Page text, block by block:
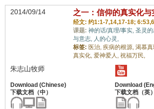
2014/09/14 之一：信仰的真实化与
经文: 约1:1-7,14,17-18;
课题: 神的话/真理/事实, 圣灵
与意志, 人的心灵,
标签: 医治, 疾病的根源, 渴慕真
真实化, 爱神爱人, 祝福万民,
朱志山牧师